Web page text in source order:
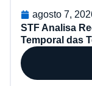
agosto 7,
STF Analisa
Temporal das